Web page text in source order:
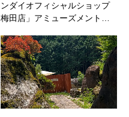
ンダイオフィシャルショップ
梅田店」アミューズメント…